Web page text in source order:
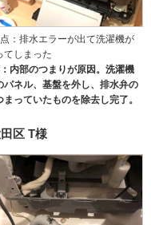
：排水エラーが出て洗濯機が
てしまった
内部のつまりが原因。洗濯機
パネル、基盤を外し、排水弁の
まっていたものを除去し完了。
区 T様